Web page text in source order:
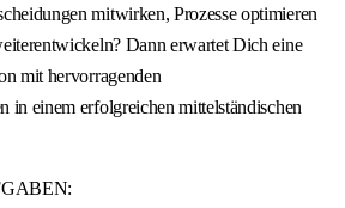
mitwirken, Prozesse optimieren
Dann erwartet Dich eine
mit hervorragenden
in einem erfolgreichen mittelständischen